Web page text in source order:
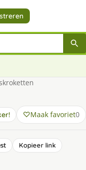
Maak favoriet0
Kopieer link